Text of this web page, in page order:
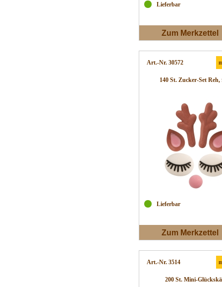
Lieferbar
Zum Merkzettel
Art.-Nr. 30572
140 St. Zucker-Set Reh,
Lieferbar
Zum Merkzettel
Art.-Nr. 3514
200 St. Mini-